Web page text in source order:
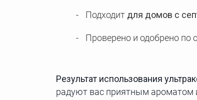
Подходит для домов с
Проверено и одобрено по
Результат использования
радуют вас приятным